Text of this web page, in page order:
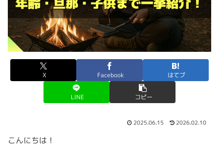
X Facebook はてブ
LINE コピー
2025.06.15 2026.02.10
こんにちは！